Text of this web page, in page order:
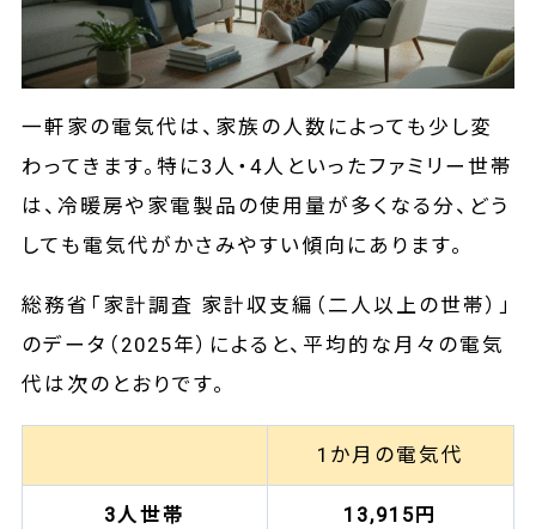
一軒家の電気代は、家族の人数によっても少し変
わってきます。特に3人・4人といったファミリー世帯
は、冷暖房や家電製品の使用量が多くなる分、どう
しても電気代がかさみやすい傾向にあります。
総務省「家計調査 家計収支編（二人以上の世帯）」
のデータ（2025年）によると、平均的な月々の電気
代は次のとおりです。
1か月の電気代
3人世帯 13,915円